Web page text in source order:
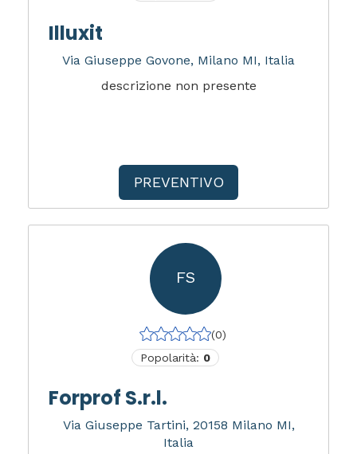
Illuxit
Via Giuseppe Govone, Milano MI, Italia
descrizione non presente
PREVENTIVO
FS
(0)
Popolarità: 0
Forprof S.r.l.
Via Giuseppe Tartini, 20158 Milano MI,
Italia